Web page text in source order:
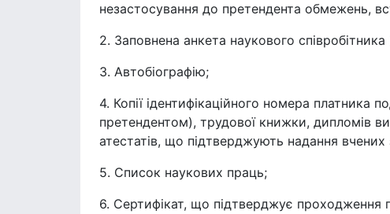
незастосування до претендента обмежень,
2. Заповнена анкета наукового
3. Автобіографію;
4. Копії ідентифікаційного номера платника
претендентом), трудової книжки, дипломів
атестатів, що підтверджують надання вчених
5. Список наукових праць;
6. Сертифікат, що підтверджує проходження